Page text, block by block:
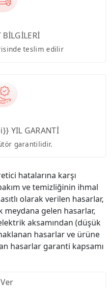
BİLGİLERİ
teslim edilir
YIL GARANTİ
garantilidir.
hatalarına karşı
ve temizliğinin ihmal
olarak verilen hasarlar,
meydana gelen hasarlar,
aksamından (düşük
hasarlar ve ürüne
hasarlar garanti kapsamı